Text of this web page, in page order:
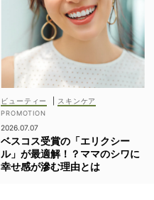
ビューティー スキンケア
2026.07.07
ベスコス受賞の「エリクシー
ル」が最適解！？ママのシワに
幸せ感が滲む理由とは